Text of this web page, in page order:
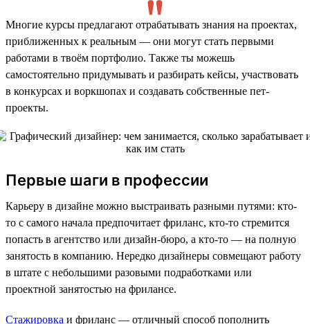
Многие курсы предлагают отрабатывать знания на проектах,
приближенных к реальным — они могут стать первыми
работами в твоём портфолио. Также ты можешь
самостоятельно придумывать и разбирать кейсы, участвовать
в конкурсах и воркшопах и создавать собственные пет-
проекты.
Первые шаги в профессии
Карьеру в дизайне можно выстраивать разными путями: кто-
то с самого начала предпочитает фриланс, кто-то стремится
попасть в агентство или дизайн-бюро, а кто-то — на полную
занятость в компанию. Нередко дизайнеры совмещают работу
в штате с небольшими разовыми подработками или
проектной занятостью на фрилансе.
Стажировка и фриланс — отличный способ пополнить